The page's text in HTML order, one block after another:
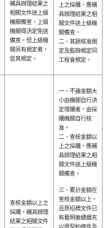
補具辦理結果之
相關文件送上級
機關備查，上級
機關得決定免送
備查。但上級機
關另有規定者，
從其規定。
上之採購，應補
具辦理結果之相
關文件送上級機
關備查。
二、其餘核准規
定及監辦規定同
工程會規定。
查核金額以上之
採購，補具辦理
結果之相關文件
一、不論金額大
小由機關自行決
定增購者，由採
購機關自行核
准。
二、查核金額以
上之採購，應補
具辦理結果之相
關文件送上級機
關備查。
三、累計金額在
查核金額以上，
且原招標文件已
有載明後續擴充